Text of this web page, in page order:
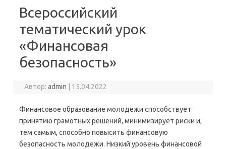
Всероссийский
тематический урок
«Финансовая
безопасность»
Автор:admin 15.04.2022
Финансовое образование молодежи способствует
принятию грамотных решений, минимизирует риски и,
тем самым, способно повысить финансовую
безопасность молодежи. Низкий уровень финансовой